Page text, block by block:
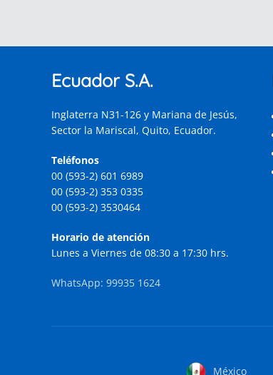
Ecuador S.A.
Inglaterra N31-126 y Mariana de Jesús,
Sector la Mariscal, Quito, Ecuador.
Teléfonos
00 (593-2) 601 6989
00 (593-2) 353 0335
00 (593-2) 3530464
Horario de atención
Lunes a Viernes de 08:30 a 17:30 hrs.
WhatsApp: 99935 1624
México